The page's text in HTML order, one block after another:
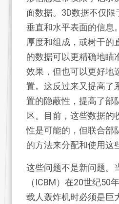
面数据。3D数据不仅
垂直和水平表面的信息
厚度和组成，或树干的
的数据可以更精确地瞄
效果，但也可以更好地
置。这反过来又提高了
置的隐蔽性，提高了部
区。目前，这些数据的
性是可能的，但联合部
的方法来分配和使用这
这些问题不是新问题。
（ICBM）在20世纪50
载人轰炸机时必须是巨